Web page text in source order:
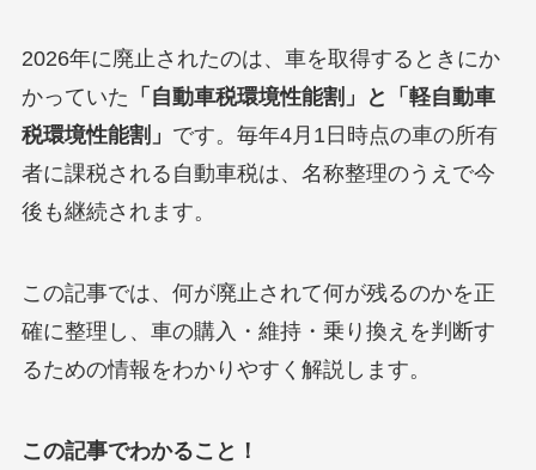
2026年に廃止されたのは、車を取得するときにか
かっていた 「自動車税環境性能割」と「軽自動車
税環境性能割」 です。毎年4月1日時点の車の所有
者に課税される自動車税は、名称整理のうえで今
後も継続されます。
この記事では、何が廃止されて何が残るのかを正
確に整理し、車の購入・維持・乗り換えを判断す
るための情報をわかりやすく解説します。
この記事でわかること！